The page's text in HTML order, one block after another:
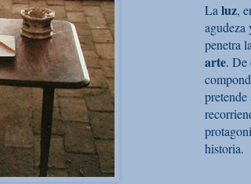
La luz,
agudeza
penetra
arte. De
pretende
historia.